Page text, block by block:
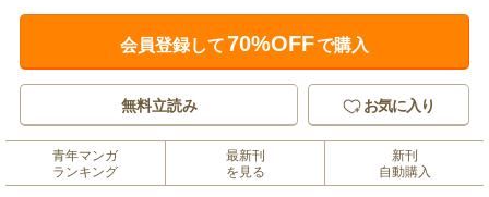
会員登録して70%OFFで購入
無料立読み お気に入り
青年マンガ
ランキング
最新刊
を見る
新刊
自動購入